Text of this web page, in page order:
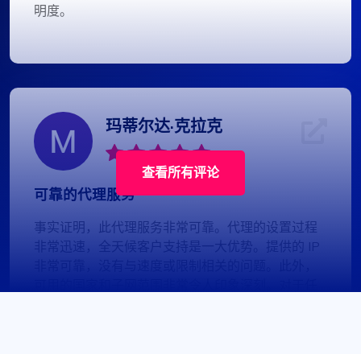
明度。
玛蒂尔达·克拉克
可靠的代理服务
事实证明，此代理服务非常可靠。代理的设置过程
非常迅速，全天候客户支持是一大优势。提供的 IP
查看所有评论